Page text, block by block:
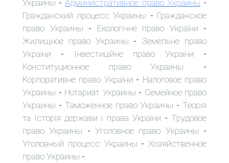
Украины -Административное право Украины -
Гражданский процесс Украины - Гражданское
право Украины - Екологічне право України -
Жилищное право Украины - Земельне право
України - Інвестиційне право України -
Конституционное право Украины -
Корпоративне право України - Налоговое право
Украины - Нотариат Украины - Семейное право
Украины - Таможенное право Украины - Теорія
та Історія держави і права України - Трудовое
право Украины -Уголовное право Украины -
Уголовный процесс Украины - Хозяйственное
право Украины -